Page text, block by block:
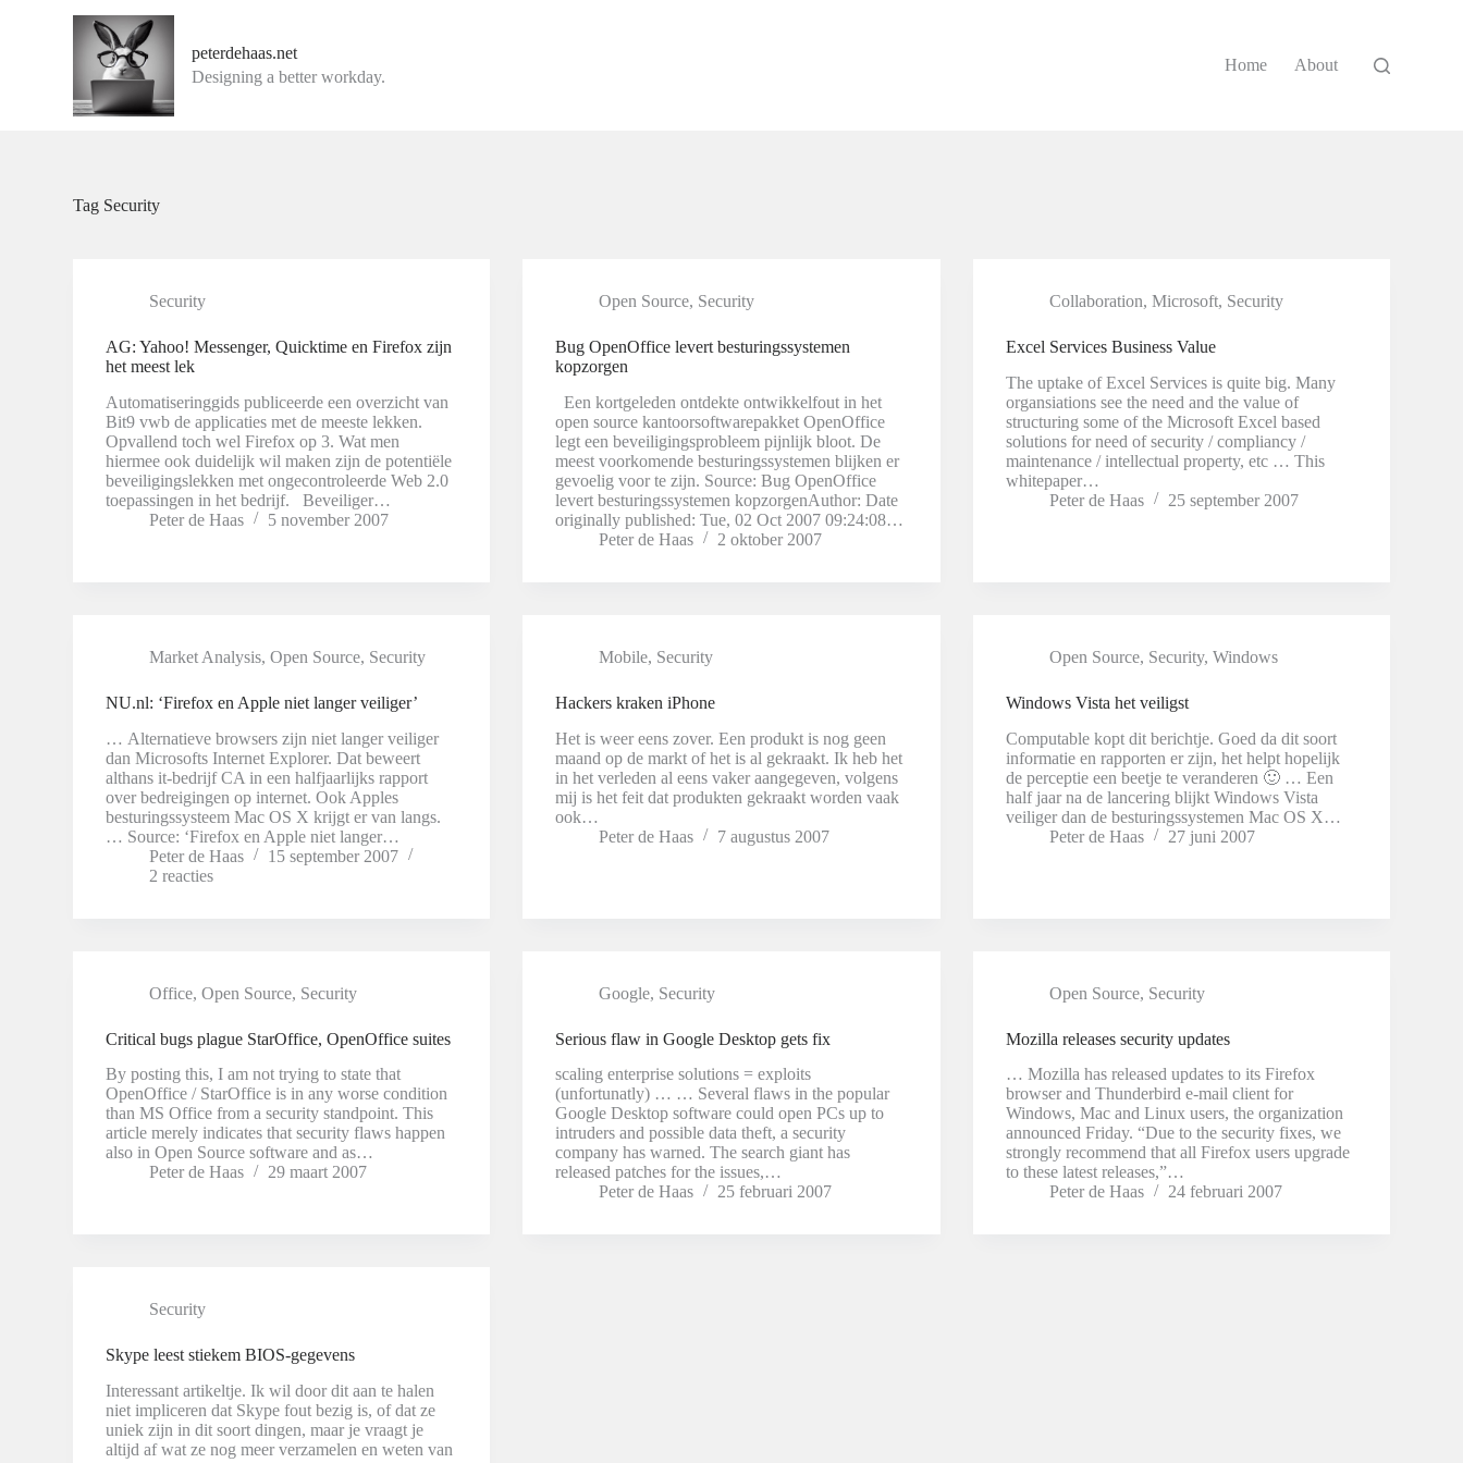
peterdehaas.net
Designing a better workday.
Home About
Tag Security
Security
AG: Yahoo! Messenger, Quicktime en Firefox zijn
het meest lek
Automatiseringgids publiceerde een overzicht van
Bit9 vwb de applicaties met de meeste lekken.
Opvallend toch wel Firefox op 3. Wat men
hiermee ook duidelijk wil maken zijn de potentiële
beveiligingslekken met ongecontroleerde Web 2.0
toepassingen in het bedrijf. Beveiliger…
Peter de Haas
5 november 2007
Open Source, Security
Bug OpenOffice levert besturingssystemen
kopzorgen
Een kortgeleden ontdekte ontwikkelfout in het
open source kantoorsoftwarepakket OpenOffice
legt een beveiligingsprobleem pijnlijk bloot. De
meest voorkomende besturingssystemen blijken er
gevoelig voor te zijn. Source: Bug OpenOffice
levert besturingssystemen kopzorgenAuthor: Date
originally published: Tue, 02 Oct 2007 09:24:08…
Peter de Haas
2 oktober 2007
Collaboration, Microsoft, Security
Excel Services Business Value
The uptake of Excel Services is quite big. Many
organsiations see the need and the value of
structuring some of the Microsoft Excel based
solutions for need of security / compliancy /
maintenance / intellectual property, etc … This
whitepaper…
Peter de Haas
25 september 2007
Market Analysis,Open Source, Security
NU.nl: ‘Firefox en Apple niet langer veiliger’
… Alternatieve browsers zijn niet langer veiliger
dan Microsofts Internet Explorer. Dat beweert
althans it-bedrijf CA in een halfjaarlijks rapport
over bedreigingen op internet. Ook Apples
besturingssysteem Mac OS X krijgt er van langs.
… Source: ‘Firefox en Apple niet langer…
Peter de Haas
15 september 2007
2 reacties
Mobile, Security
Hackers kraken iPhone
Het is weer eens zover. Een produkt is nog geen
maand op de markt of het is al gekraakt. Ik heb het
in het verleden al eens vaker aangegeven, volgens
mij is het feit dat produkten gekraakt worden vaak
ook…
Peter de Haas
7 augustus 2007
Open Source, Security, Windows
Windows Vista het veiligst
Computable kopt dit berichtje. Goed da dit soort
informatie en rapporten er zijn, het helpt hopelijk
de perceptie een beetje te veranderen 🙂 … Een
half jaar na de lancering blijkt Windows Vista
veiliger dan de besturingssystemen Mac OS X…
Peter de Haas
27 juni 2007
Office,Open Source, Security
Critical bugs plague StarOffice, OpenOffice suites
By posting this, I am not trying to state that
OpenOffice / StarOffice is in any worse condition
than MS Office from a security standpoint. This
article merely indicates that security flaws happen
also in Open Source software and as…
Peter de Haas
29 maart 2007
Google, Security
Serious flaw in Google Desktop gets fix
scaling enterprise solutions = exploits
(unfortunatly) … … Several flaws in the popular
Google Desktop software could open PCs up to
intruders and possible data theft, a security
company has warned. The search giant has
released patches for the issues,…
Peter de Haas
25 februari 2007
Open Source, Security
Mozilla releases security updates
… Mozilla has released updates to its Firefox
browser and Thunderbird e-mail client for
Windows, Mac and Linux users, the organization
announced Friday. “Due to the security fixes, we
strongly recommend that all Firefox users upgrade
to these latest releases,”…
Peter de Haas
24 februari 2007
Security
Skype leest stiekem BIOS-gegevens
Interessant artikeltje. Ik wil door dit aan te halen
niet impliceren dat Skype fout bezig is, of dat ze
uniek zijn in dit soort dingen, maar je vraagt je
altijd af wat ze nog meer verzamelen en weten van